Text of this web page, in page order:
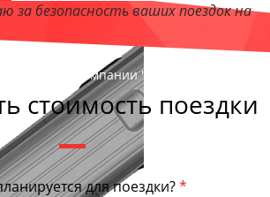
за безопасность ваших поездок на
, директор компании "КазаньБас"
стоимость поездки
для поездки?